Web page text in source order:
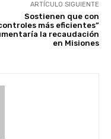
ARTÍCULO SIGUIENTE
Sostienen que con
más eficientes”
la recaudación
en Misiones